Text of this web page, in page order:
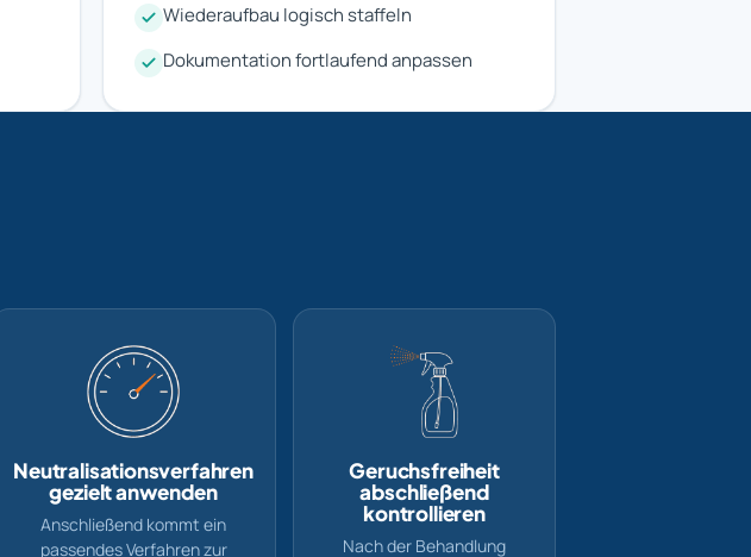
Wiederaufbau logisch staffeln
Dokumentation fortlaufend anpassen
Neutralisationsverfahren
gezielt anwenden
Anschließend kommt ein
passendes Verfahren zur
Geruchsfreiheit
abschließend
kontrollieren
Nach der Behandlung